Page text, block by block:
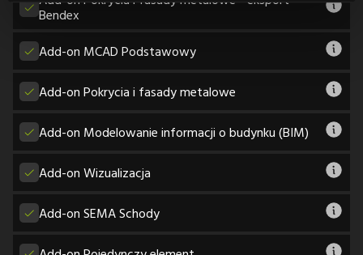
Bendex
Add-on MCAD Podstawowy
Add-on Pokrycia i fasady metalowe
Add-on Modelowanie informacji o budynku (BIM)
Add-on Wizualizacja
Add-on SEMA Schody